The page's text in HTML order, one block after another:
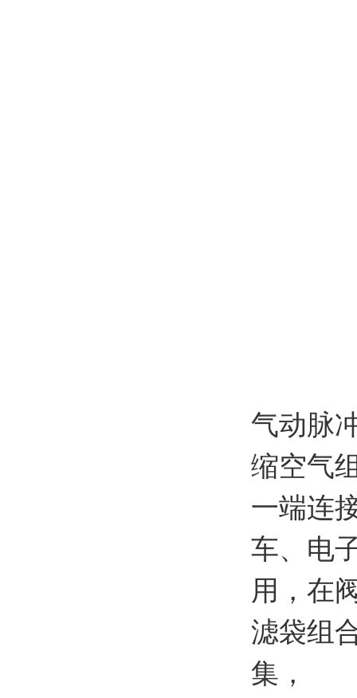
气动脉
缩空气
一端连
车、电
用，在
滤袋组
集，